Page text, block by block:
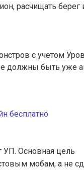
расчищать берег
с учетом
должны быть уже
УП. Основная цель
мобам, а не